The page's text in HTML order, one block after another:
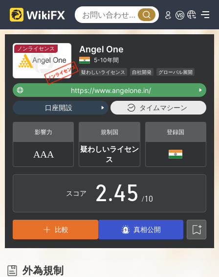
ノンライセンス Angel One
5-10年間
疑わしいライセンス 自社開発
グローバル展開
ハイリスクレベル
https://www.angelone.in/
口座開設 タイムマシーン
影響力
AAA
規制国
疑わしいライセン
ス
登録国
スコア
0
1
2
3
4
.
0
1
2
3
4
5
6
1
2
3
4
5
6
7
/10
比較 真相公開
外為規制